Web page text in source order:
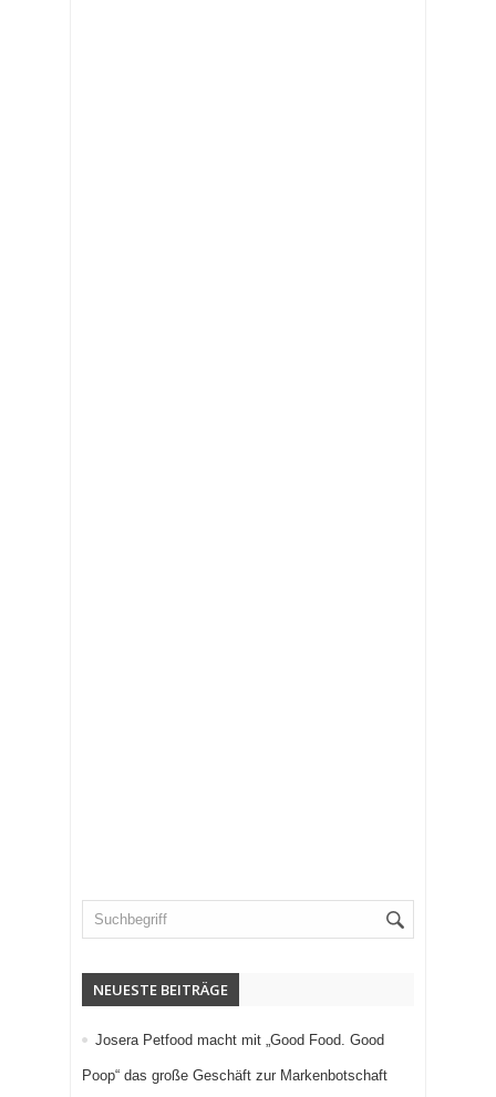
NEUESTE BEITRÄGE
Josera Petfood macht mit „Good Food. Good
Poop“ das große Geschäft zur Markenbotschaft